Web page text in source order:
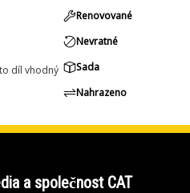
díl vhodný
Renovované
Nevratné
Sada
Nahrazeno
a společnost CAT